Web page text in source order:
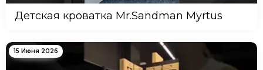
Детская кроватка Mr.Sandman Myrtus
15 Июня 2026